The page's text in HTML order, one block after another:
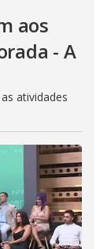
aos
- A
atividades